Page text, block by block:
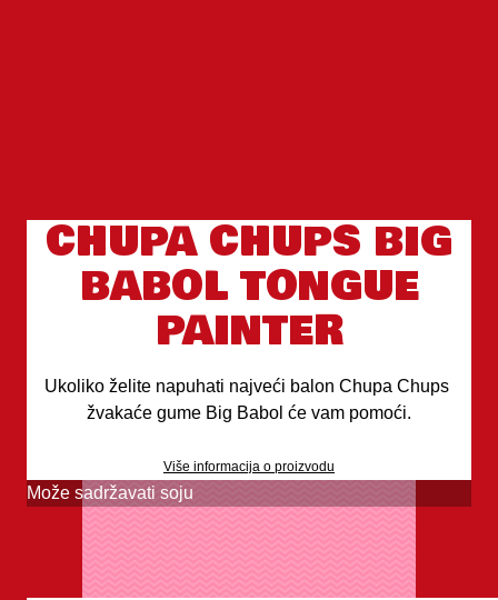
CHUPA CHUPS BIG
BABOL TONGUE
PAINTER
Ukoliko želite napuhati najveći balon Chupa Chups
žvakaće gume Big Babol će vam pomoći.
Više informacija o proizvodu
Može sadržavati soju